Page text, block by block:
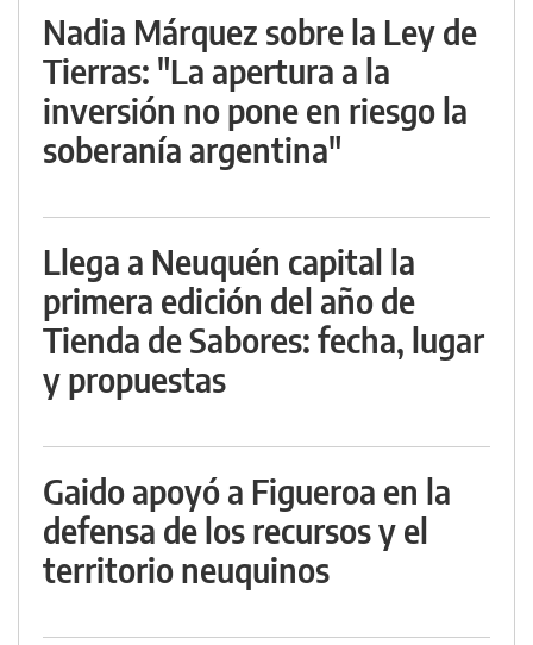
Nadia Márquez sobre la Ley de
Tierras: "La apertura a la
inversión no pone en riesgo la
soberanía argentina"
Llega a Neuquén capital la
primera edición del año de
Tienda de Sabores: fecha, lugar
y propuestas
Gaido apoyó a Figueroa en la
defensa de los recursos y el
territorio neuquinos